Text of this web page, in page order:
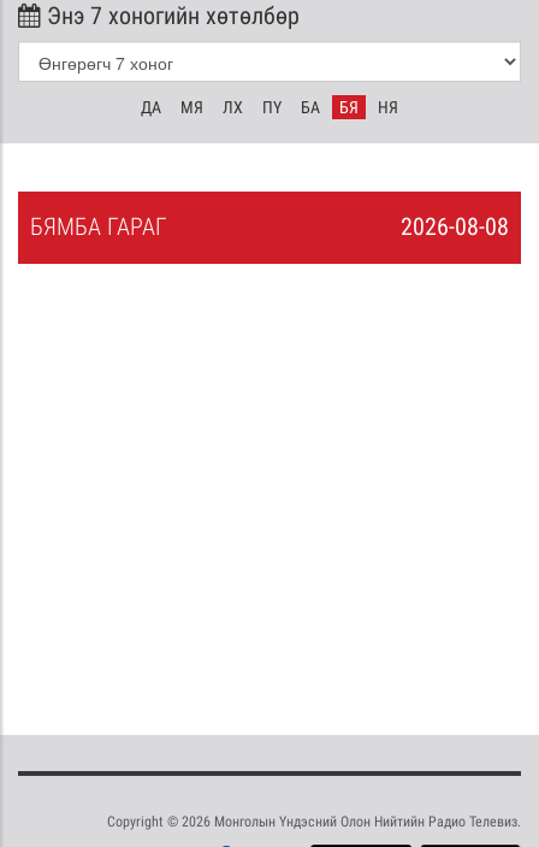
Энэ 7 хоногийн хөтөлбөр
ДА МЯ ЛХ ПҮ БА БЯ НЯ
2026-08-08
БЯМБА ГАРАГ
Copyright © 2026 Монголын Үндэсний Олон Нийтийн Радио Телевиз.